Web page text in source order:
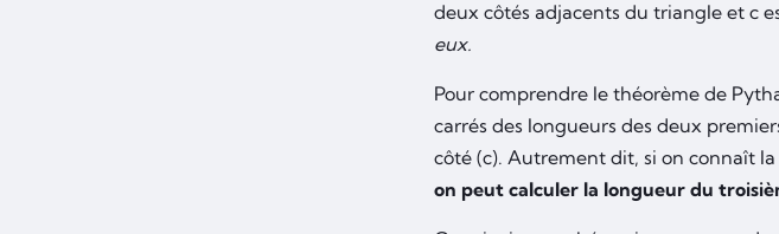
deux côtés adjacents du triangle et c
eux.
Pour comprendre le théorème de
carrés des longueurs des deux
côté (c). Autrement dit, si on connaît
on peut calculer la longueur du